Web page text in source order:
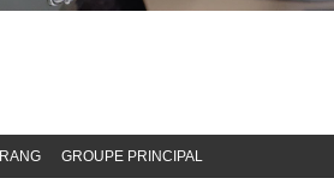
RANG GROUPE PRINCIPAL